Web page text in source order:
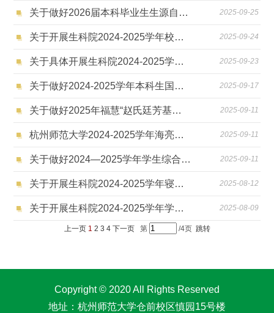
关于做好2026届本科毕业生生源自审工作的通知 2025-09-25
关于开展生科院2024-2025学年校优秀学生干部评选（学院学生组织）的通知​ 2025-09-24
关于具体开展生科院2024-2025学年三好学生、优秀学生干部及其他个人荣誉评选的通知 2025-09-23
关于做好2024-2025学年本科生国家奖学金评定工作的通知 2025-09-17
关于做好2025年福慧“赵氏廷芳基金” 奖学金评选工作的通知 2025-09-11
杭州师范大学2024-2025学年海亮优秀学生奖学金评选通知 2025-09-11
关于做好2024—2025学年学生综合素质评价和评奖评优工作的通知 2025-09-11
关于开展生科院2024-2025学年寝室长考评的通知 2025-08-12
关于开展生科院2024-2025学年学生综合素质评价的通知 2025-08-09
上一页 1 2 3 4 下一页 第 /4页 跳转
Copyright © 2020 All Rights Reserved
地址：杭州师范大学仓前校区慎园15号楼